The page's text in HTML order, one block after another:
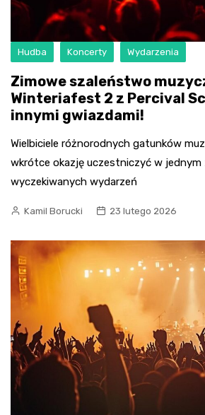
Hudba Koncerty Wydarzenia
Zimowe szaleństwo
Winteriafest 2 z Percival
innymi gwiazdami!
Wielbiciele różnorodnych gatunków
wkrótce okazję uczestniczyć w jednym
wyczekiwanych wydarzeń
Kamil Borucki 23 lutego 2026